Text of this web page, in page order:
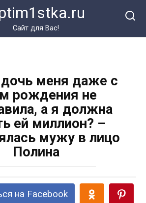
Сайт для Вас!
меня даже с
рождения не
а я должна
ей миллион? –
мужу в лицо
Полина
на Facebook